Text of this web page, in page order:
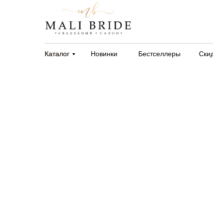
Каталог
Каталог Новинки Бестселлеры